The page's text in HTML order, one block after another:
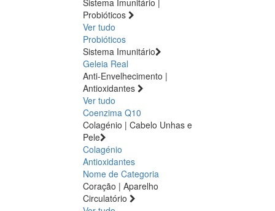
Probióticos
Ver tudo
Probióticos
Sistema Imunitário
Geleia Real
Anti-Envelhecimento |
Antioxidantes
Ver tudo
Coenzima Q10
Colagénio | Cabelo Unhas e
Pele
Colagénio
Antioxidantes
Nome de Categoria
Coração | Aparelho
Circulatório